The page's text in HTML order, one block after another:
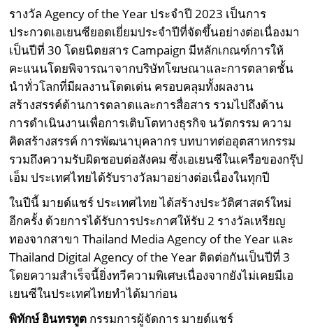
รางวัล Agency of the Year ประจำปี 2023 เป็นการ
ประกวดเอเยนซียอดเยี่ยมประจำปีที่จัดขึ้นอย่างต่อเนื่องมา
เป็นปีที่ 30 โดยนิตยสาร Campaign มีหลักเกณฑ์การให้
คะแนนโดยพิจารณาจากบริษัทโฆษณาและการตลาดชั้น
นำทั่วโลกที่มีผลงานโดดเด่น ครอบคลุมทั้งผลงาน
สร้างสรรค์ด้านการตลาดและการสื่อสาร รวมไปถึงด้าน
การดำเนินงานเพื่อการเติบโตทางธุรกิจ นวัตกรรม ความ
คิดสร้างสรรค์ การพัฒนาบุคลากร บทบาทต่ออุตสาหกรรม
รวมถึงความรับผิดชอบต่อสังคม ซึ่งเอเยนซีในเครือของกรุ๊ป
เอ็ม ประเทศไทยได้รับรางวัลมาอย่างต่อเนื่องในทุกปี
ในปีนี้ มายด์แชร์ ประเทศไทย ได้สร้างประวัติศาสตร์ใหม่
อีกครั้ง ด้วยการได้รับการประกาศให้รับ 2 รางวัลเหรียญ
ทองจากสาขา Thailand Media Agency of the Year และ
Thailand Digital Agency of the Year ติดต่อกันเป็นปีที่ 3
โดยความสำเร็จนี้ยิ่งทวีความพิเศษเนื่องจากยังไม่เคยมีเอ
เยนซีในประเทศไทยทำได้มาก่อน
พิทักษ์ อินทรทูต กรรมการผู้จัดการ มายด์แชร์